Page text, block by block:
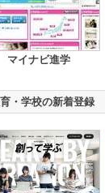
マイナビ進学
・学校の新着登録